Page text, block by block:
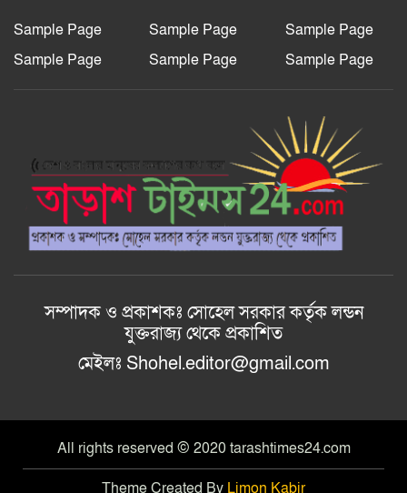
মাধ্যমে হয়রানির অভিযোগ: তদন্তের
আশ্বাস বিভাগীয় কমিশনারের
আল-ইযহার আইডিয়াল মাদ্রাসায় মেধা
বিকাশ, কুরআন বিতরণ ও ফলাফল প্রকাশ
অনুষ্ঠান ২০২৬ অনুষ্ঠিত।
Sample Page Sample Page
Sample Page
Sample Page
Sample Page Sample Page
সম্পাদক ও প্রকাশকঃ সোহেল সরকার কর্তৃক লন্ডন
যুক্তরাজ্য থেকে প্রকাশিত
মেইলঃ Shohel.editor@gmail.com
All rights reserved © 2020 tarashtimes24.com
Theme Created By Limon Kabir